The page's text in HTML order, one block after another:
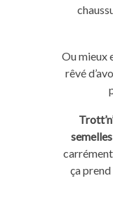
Ou mieux
rêvé
semelles
ça